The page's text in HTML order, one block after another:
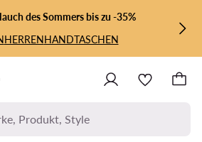
des Sommers bis zu -35%
HERRENHANDTASCHEN
Produkt, Style